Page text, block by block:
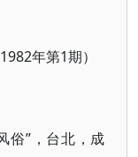
1982年第1期）
俗”，台北，成